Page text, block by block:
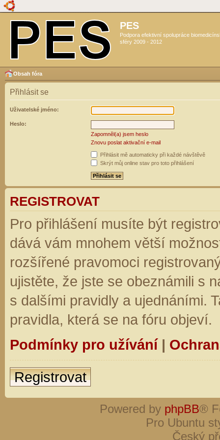
PES
Podpora efektivní spolupráce
sféry 2009 - 2012
Obsah fóra
Přihlásit se
Uživatelské jméno:
Heslo:
Zapomněl(a) jsem heslo
Znovu poslat aktivační e-mail
Přihlásit mě automaticky při každé návštěvě
Skrýt můj online stav pro toto přihlášení
REGISTROVAT
Pro přihlášení musíte být
dává vám mnohem větší
rozšířené pravomoci
ujistěte, že jste se obeznámili s
s dalšími pravidly a ujednáními.
pravidla, která se na fóru objeví.
Podmínky pro užívání|
Registrovat
Powered by phpBB®
Pro Ubuntu
Český